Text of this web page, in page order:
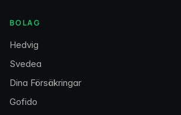
BOLAG
Hedvig
Svedea
Dina Försäkringar
Gofido